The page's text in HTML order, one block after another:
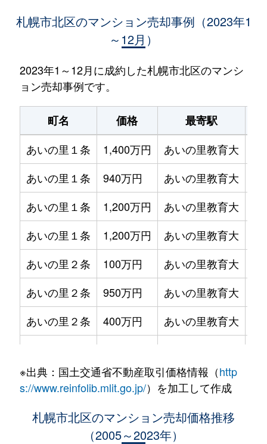
札幌市北区のマンション売却事例（2023年1
～12月）
2023年1～12月に成約した札幌市北区のマンシ
ョン売却事例です。
町名 価格 最寄駅
あいの里１条
1,400万円 あいの里教育大
あいの里１条
940万円 あいの里教育大
あいの里１条
1,200万円 あいの里教育大
あいの里１条
1,200万円 あいの里教育大
あいの里２条
100万円 あいの里教育大
あいの里２条
950万円 あいの里教育大
あいの里２条
400万円 あいの里教育大
あいの里２条
400万円 あいの里教育大
720万円 あいの里教育大
※出典：国土交通省不動産取引価格情報（http
s://www.reinfolib.mlit.go.jp/）を加工して作成
札幌市北区のマンション売却価格推移
（2005～2023年）